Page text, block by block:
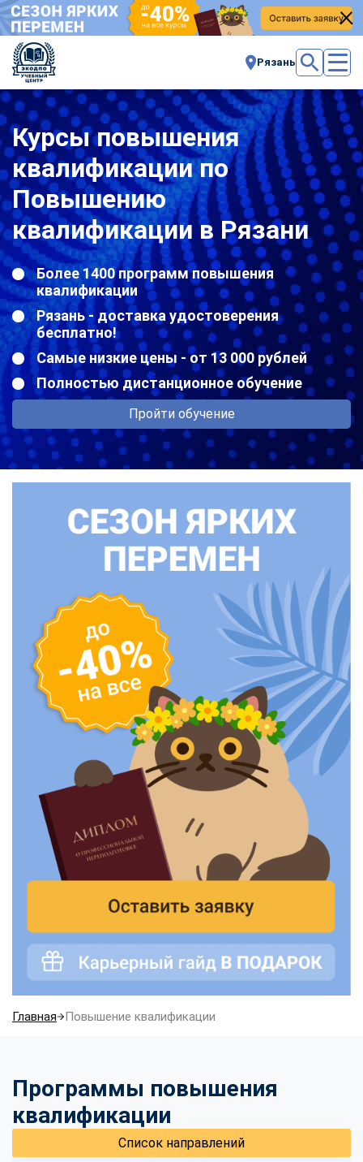
Рязань
Курсы повышения
квалификации по
Повышению
квалификации в Рязани
Более 1400 программ повышения
квалификации
Рязань - доставка удостоверения
бесплатно!
Самые низкие цены - от 13 000 рублей
Полностью дистанционное обучение
Пройти обучение
Главная Повышение квалификации
Программы повышения
квалификации
Список направлений